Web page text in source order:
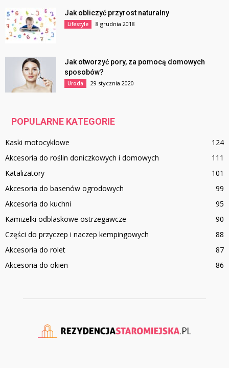
Jak obliczyć przyrost naturalny
Lifestyle 8 grudnia 2018
Jak otworzyć pory, za pomocą domowych
sposobów?
Uroda 29 stycznia 2020
POPULARNE KATEGORIE
Kaski motocyklowe
124
Akcesoria do roślin doniczkowych i domowych
111
Katalizatory
101
Akcesoria do basenów ogrodowych
99
Akcesoria do kuchni
95
Kamizelki odblaskowe ostrzegawcze
90
Części do przyczep i naczep kempingowych
88
Akcesoria do rolet
87
Akcesoria do okien
86